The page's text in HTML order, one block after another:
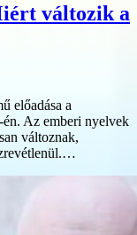
változik a
előadása a
Az emberi nyelvek
változnak,